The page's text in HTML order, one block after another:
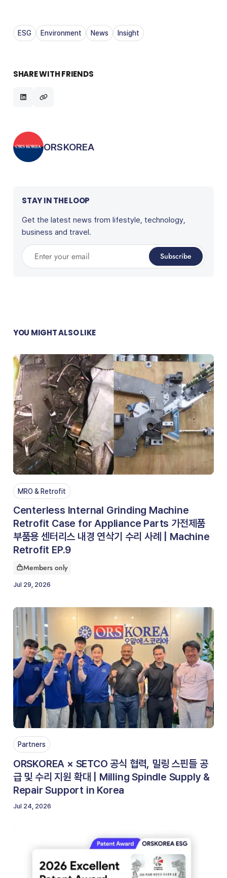
ESG Environment News Insight
SHARE WITH FRIENDS
Posted by
ORSKOREA
STAY IN THE LOOP
Get the latest news from lifestyle, technology,
business and travel.
Enter your email Subscribe
YOU MIGHT ALSO LIKE
MRO & Retrofit
Centerless Internal Grinding Machine
Retrofit Case for Appliance Parts 가전제품
부품용 센터리스 내경 연삭기 수리 사례 | Machine
Retrofit EP.9
This article is for
Members only
Jul 29, 2026
Partners
ORSKOREA × SETCO 공식 협력, 밀링 스핀들 공
급 및 수리 지원 확대 | Milling Spindle Supply &
Repair Support in Korea
Jul 24, 2026